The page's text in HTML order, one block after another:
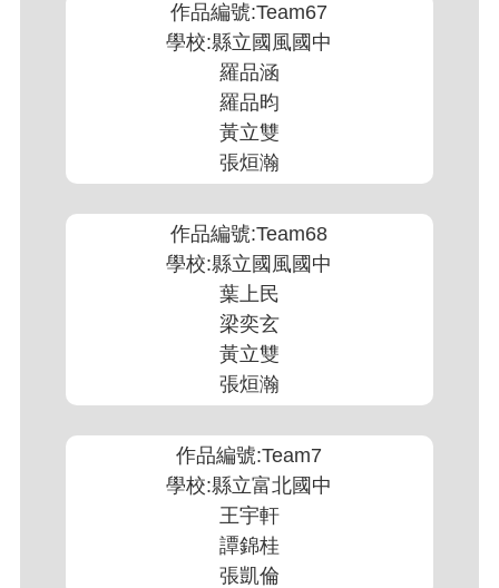
作品編號:Team67
學校:縣立國風國中
羅品涵
羅品昀
黃立雙
張烜瀚
作品編號:Team68
學校:縣立國風國中
葉上民
梁奕玄
黃立雙
張烜瀚
作品編號:Team7
學校:縣立富北國中
王宇軒
譚錦桂
張凱倫